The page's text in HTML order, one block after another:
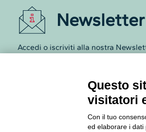
Newsletter
Accedi o iscriviti alla nostra
Archivio Newsletter
Questo
visitatori
Con il tuo
ed elaborare i dati